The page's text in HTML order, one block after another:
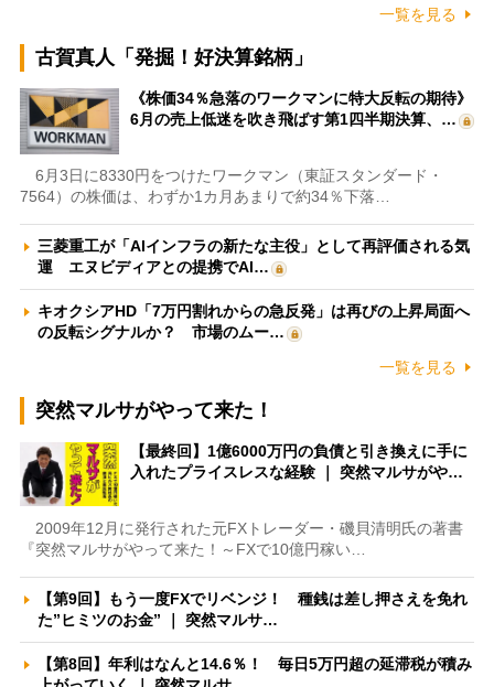
一覧を見る
古賀真人「発掘！好決算銘柄」
《株価34％急落のワークマンに特大反転の期待》
6月の売上低迷を吹き飛ばす第1四半期決算、…
6月3日に8330円をつけたワークマン（東証スタンダード・
7564）の株価は、わずか1カ月あまりで約34％下落…
三菱重工が「AIインフラの新たな主役」として再評価される気
運 エヌビディアとの提携でAI…
キオクシアHD「7万円割れからの急反発」は再びの上昇局面へ
の反転シグナルか？ 市場のムー…
一覧を見る
突然マルサがやって来た！
【最終回】1億6000万円の負債と引き換えに手に
入れたプライスレスな経験 ｜ 突然マルサがや…
2009年12月に発行された元FXトレーダー・磯貝清明氏の著書
『突然マルサがやって来た！～FXで10億円稼い…
【第9回】もう一度FXでリベンジ！ 種銭は差し押さえを免れ
た”ヒミツのお金” ｜ 突然マルサ…
【第8回】年利はなんと14.6％！ 毎日5万円超の延滞税が積み